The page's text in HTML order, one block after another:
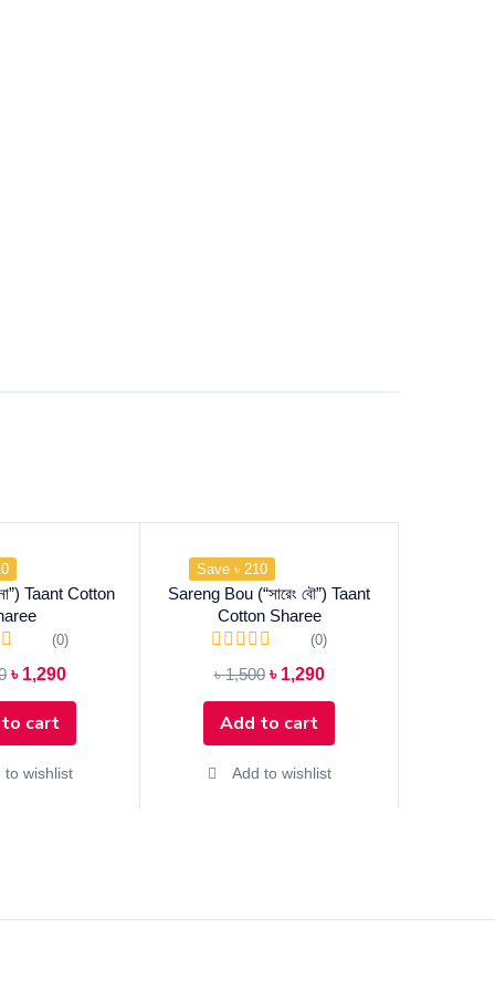
Taant Cotton
(0)
৳ 1,290
cart
to wishlist
Save ৳ 210
Sareng Bou (“সারেং বৌ”) Taant
Cotton Sharee
(0)
৳1,500 ৳ 1,290
Add to cart
Add to wishlist